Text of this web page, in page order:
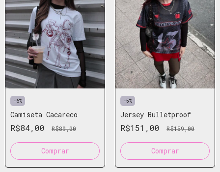
-6%
Camiseta Cacareco
R$84,00 R$89,00
Comprar
-5%
Jersey Bulletproof
R$151,00 R$159,00
Comprar